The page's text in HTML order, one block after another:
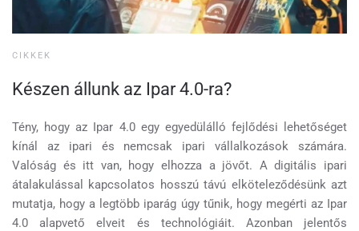
CIKKEK
Készen állunk az Ipar 4.0-ra?
Tény, hogy az Ipar 4.0 egy egyedülálló fejlődési lehetőséget
kínál az ipari és nemcsak ipari vállalkozások számára.
Valóság és itt van, hogy elhozza a jövőt. A digitális ipari
átalakulással kapcsolatos hosszú távú elköteleződésünk azt
mutatja, hogy a legtöbb iparág úgy tűnik, hogy megérti az Ipar
4.0 alapvető elveit és technológiáit. Azonban jelentős